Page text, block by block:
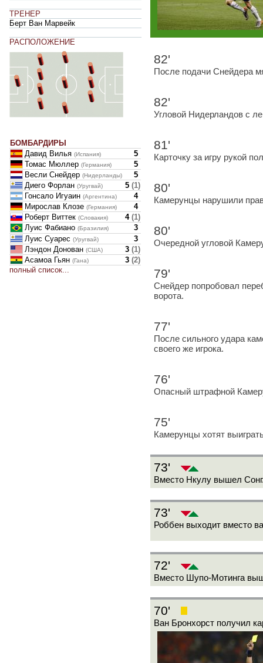
ТРЕНЕР
Берт Ван Марвейк
РАСПОЛОЖЕНИЕ
БОМБАРДИРЫ
Давид Вилья (Испания)
5
Томас Мюллер (Германия)
5
Весли Снейдер (Нидерланды)
5
Диего Форлан (Уругвай) 5 (1)
Гонсало Игуаин (Аргентина)
4
Мирослав Клозе (Германия)
4
Роберт Виттек (Словакия) 4 (1)
Луис Фабиано (Бразилия)
3
Луис Суарес (Уругвай)
3
Лэндон Донован (США) 3 (1)
Асамоа Гьян (Гана) 3 (2)
полный список...
82'
После подачи Снейдера
82'
Угловой Нидерландов с
81'
Карточку за игру рукой
80'
Камерунцы нарушили
80'
Очередной угловой
79'
Снейдер попробовал
ворота.
77'
После сильного удара
своего же игрока.
76'
Опасный штрафной
75'
Камерунцы хотят
73'
Вместо Нкулу вышел
73'
Роббен выходит вместо
72'
Вместо Шупо-Мотинга
70'
Ван Бронхорст получил